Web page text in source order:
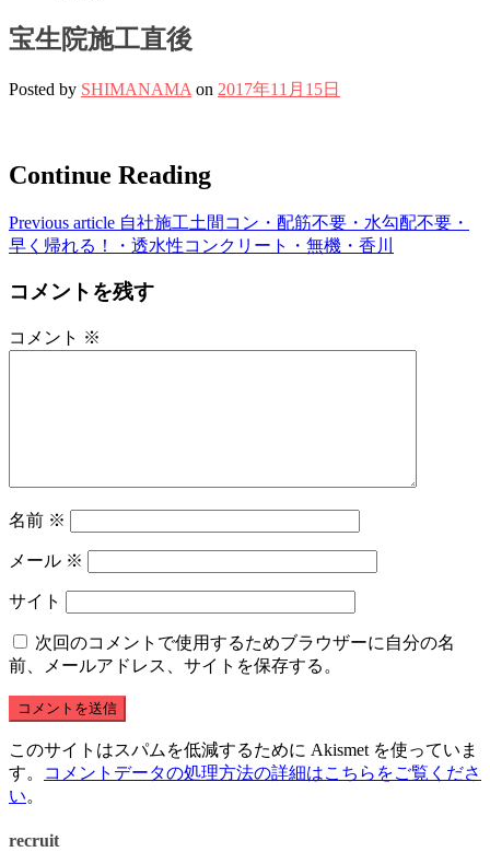
宝生院施工直後
Posted by SHIMANAMA on 2017年11月15日
Continue Reading
Previous article 自社施工土間コン・配筋不要・水勾配不要・
早く帰れる！・透水性コンクリート・無機・香川
コメントを残す
コメント ※
名前 ※
メール ※
サイト
次回のコメントで使用するためブラウザーに自分の名
前、メールアドレス、サイトを保存する。
このサイトはスパムを低減するために Akismet を使っていま
す。
コメントデータの処理方法の詳細はこちらをご覧くださ
い。
recruit